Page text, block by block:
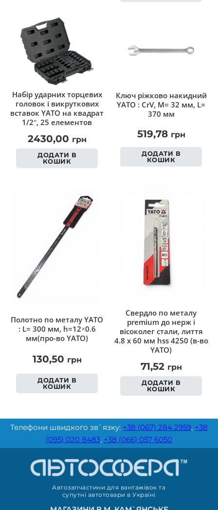
Набір ударних торцевих
головок і викруткових
вставок YATO на квадрат
1/2″, 25 елементов
2430,00 грн
ДОДАТИ В
КОШИК
Ключ ріжково накидний
YATO : CrV, М= 32 мм, L=
370 мм
519,78 грн
ДОДАТИ В
КОШИК
Полотно по металу YATO
: L= 300 мм, h=12×0.6
мм(про-во YATO)
130,50 грн
ДОДАТИ В
КОШИК
Cвердло по металу
premium до нерж і
вісоколег стали, лиття
4.8 х 60 мм hss 4250 (в-во
YATO)
71,52 грн
ДОДАТИ В
КОШИК
Телефони швидкого зв`язку: +38 (067) 284 2959, +38
(095) 020 8483, +38 (066) 057 6050
Автозапчастини для вантажівок та
супутні автотовари в Україні